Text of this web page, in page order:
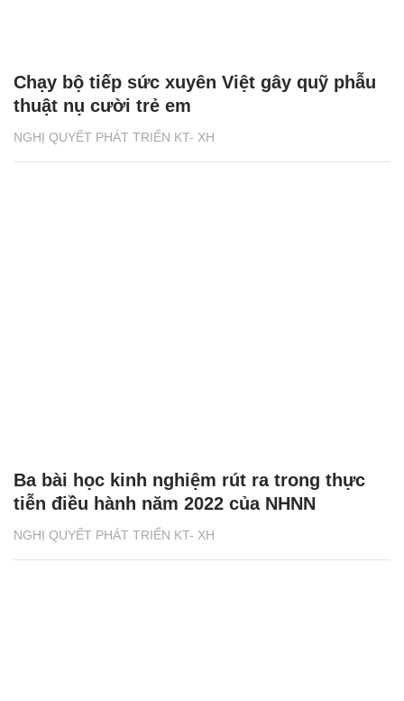
NGHỊ QUYẾT PHÁT TRIỂN KT- XH
Chạy bộ tiếp sức xuyên Việt gây quỹ phẫu
thuật nụ cười trẻ em
NGHỊ QUYẾT PHÁT TRIỂN KT- XH
Ba bài học kinh nghiệm rút ra trong thực
tiễn điều hành năm 2022 của NHNN